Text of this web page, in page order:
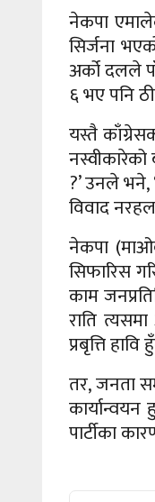
नेकपा
सिर्जना
अर्को दलले
६ भए पनि
यस्तै
?’ उनले भने,
विवाद
नेकपा
सिफारिस
काम
राति
प्रबृत्ति
तर, जनता
पार्टीका